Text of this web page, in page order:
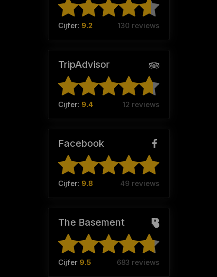
Cijfer: 9.2 130 reviews
TripAdvisor
Cijfer: 9.4 12 reviews
Facebook
Cijfer: 9.8 49 reviews
The Basement
Cijfer 9.5 683 reviews